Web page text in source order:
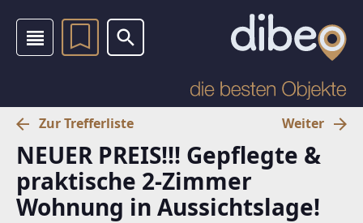
Zur Trefferliste Weiter
NEUER PREIS!!! Gepflegte &
praktische 2-Zimmer
Wohnung in Aussichtslage!